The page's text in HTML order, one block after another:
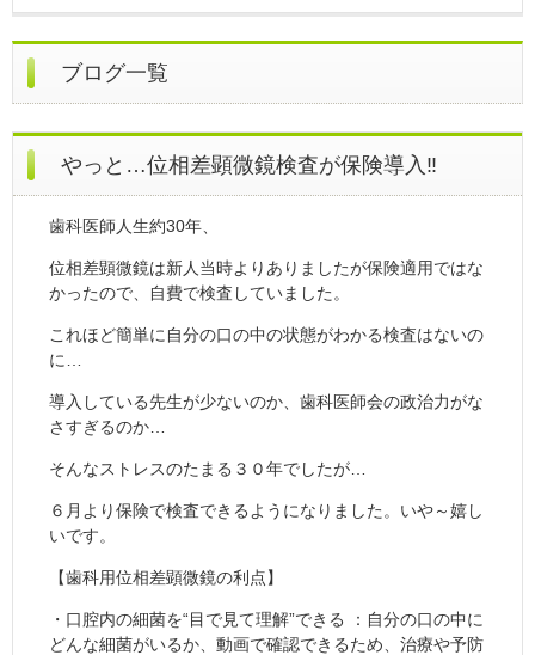
ブログ一覧
やっと…位相差顕微鏡検査が保険導入‼
歯科医師人生約30年、
位相差顕微鏡は新人当時よりありましたが保険適用ではな
かったので、自費で検査していました。
これほど簡単に自分の口の中の状態がわかる検査はないの
に…
導入している先生が少ないのか、歯科医師会の政治力がな
さすぎるのか…
そんなストレスのたまる３０年でしたが…
６月より保険で検査できるようになりました。いや～嬉し
いです。
【歯科用位相差顕微鏡の利点】
・口腔内の細菌を“目で見て理解”できる ：自分の口の中に
どんな細菌がいるか、動画で確認できるため、治療や予防